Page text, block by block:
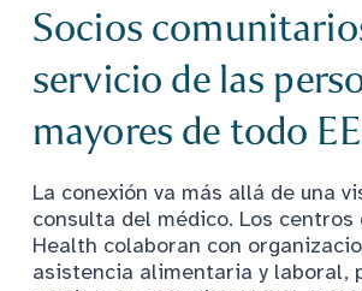
Socios
servicio de las
mayores de todo
La conexión va más allá de una
consulta del médico. Los centros
Health colaboran con
asistencia alimentaria y laboral,